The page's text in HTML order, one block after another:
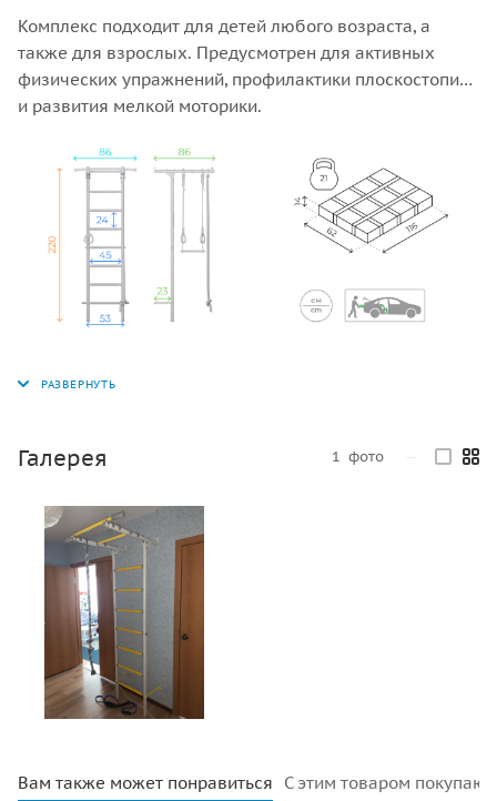
Комплекс подходит для детей любого возраста, а
также для взрослых. Предусмотрен для активных
физических упражнений, профилактики плоскостопия
и развития мелкой моторики.
гарантийными обязательствами завода-изготовителя.
Галерея 1 фото
Вам также может понравиться С этим товаром покупают